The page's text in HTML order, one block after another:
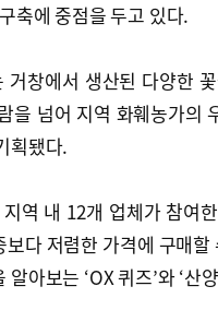
축에 중점을 두고 있다.
거창에서 생산된 다양한
을 넘어 지역 화훼농가의
획됐다.
역 내 12개 업체가 참여
보다 저렴한 가격에 구매
알아보는 ‘OX 퀴즈’와 ‘산